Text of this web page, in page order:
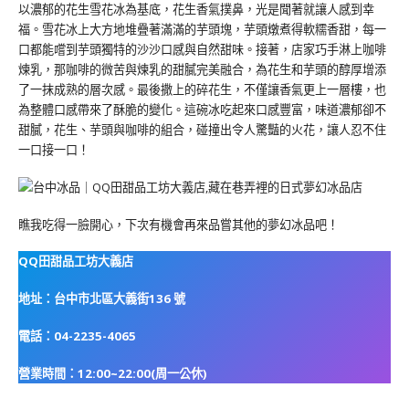
以濃郁的花生雪花冰為基底，花生香氣撲鼻，光是聞著就讓人感到幸
福。雪花冰上大方地堆疊著滿滿的芋頭塊，芋頭燉煮得軟糯香甜，每一
口都能嚐到芋頭獨特的沙沙口感與自然甜味。接著，店家巧手淋上咖啡
煉乳，那咖啡的微苦與煉乳的甜膩完美融合，為花生和芋頭的醇厚增添
了一抹成熟的層次感。最後撒上的碎花生，不僅讓香氣更上一層樓，也
為整體口感帶來了酥脆的變化。這碗冰吃起來口感豐富，味道濃郁卻不
甜膩，花生、芋頭與咖啡的組合，碰撞出令人驚豔的火花，讓人忍不住
一口接一口！
瞧我吃得一臉開心，下次有機會再來品嘗其他的夢幻冰品吧！
QQ田甜品工坊大義店
地址：台中市北區大義街136 號
電話：04-2235-4065
營業時間：12:00~22:00(周一公休)